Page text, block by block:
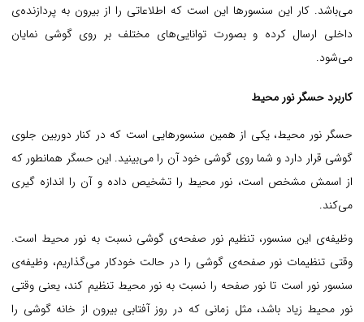
می‌باشد. کار این سنسورها این است که اطلاعاتی را از بیرون به پردازنده‌ی
داخلی ارسال کرده و بصورت توانایی‌های مختلف بر روی گوشی نمایان
می‌شود.
کاربرد حسگر نور محیط
حسگر نور محیط، یکی از همین سنسورهایی است که در کنار دوربین جلوی
گوشی قرار دارد و شما روی گوشی خود آن را می‌بینید. این حسگر همانطور که
از اسمش مشخص است، نور محیط را تشخیص داده و آن را اندازه گیری
می‌کند.
وظیفه‌ی این سنسور، تنظیم نور صفحه‌ی گوشی نسبت به نور محیط است.
وقتی تنظیمات نور صفحه‌ی گوشی را در حالت خودکار می‌گذاریم، وظیفه‌ی
سنسور نور است تا نور صفحه را نسبت به نور محیط تنظیم کند، یعنی وقتی
نور محیط زیاد باشد، مثل زمانی که در روز آفتابی بیرون از خانه گوشی را